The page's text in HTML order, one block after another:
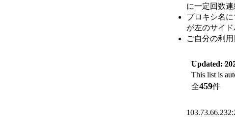
に一定回数
プロキシ名
が左のサイ
ご自分の利
Updated:
This list is
全459件